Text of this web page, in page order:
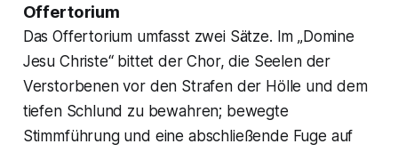
Offertorium
Das Offertorium umfasst zwei Sätze. Im „Domine
Jesu Christe“ bittet der Chor, die Seelen der
Verstorbenen vor den Strafen der Hölle und dem
tiefen Schlund zu bewahren; bewegte
Stimmführung und eine abschließende Fuge auf